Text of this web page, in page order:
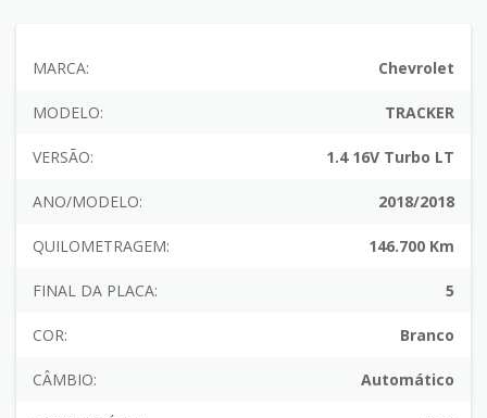
MARCA: Chevrolet
MODELO: TRACKER
VERSÃO: 1.4 16V Turbo LT
ANO/MODELO: 2018/2018
QUILOMETRAGEM: 146.700 Km
FINAL DA PLACA: 5
COR: Branco
CÂMBIO: Automático